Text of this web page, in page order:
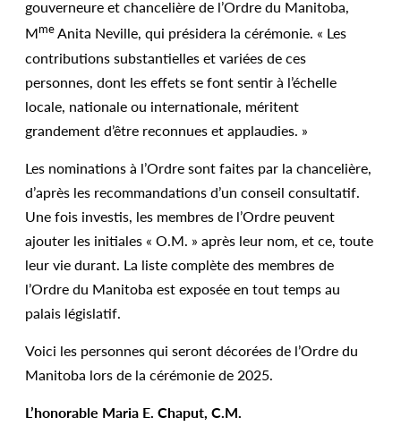
gouverneure et chancelière de l’Ordre du Manitoba,
MmeAnita Neville, qui présidera la cérémonie. « Les
contributions substantielles et variées de ces
personnes, dont les effets se font sentir à l’échelle
locale, nationale ou internationale, méritent
grandement d’être reconnues et applaudies. »
Les nominations à l’Ordre sont faites par la chancelière,
d’après les recommandations d’un conseil consultatif.
Une fois investis, les membres de l’Ordre peuvent
ajouter les initiales « O.M. » après leur nom, et ce, toute
leur vie durant. La liste complète des membres de
l’Ordre du Manitoba est exposée en tout temps au
palais législatif.
Voici les personnes qui seront décorées de l’Ordre du
Manitoba lors de la cérémonie de 2025.
L’honorable Maria E. Chaput, C.M.